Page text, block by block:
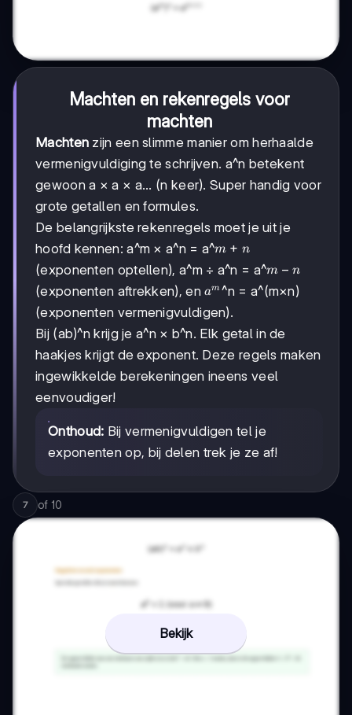
Machten en rekenregels voor
machten
Machten zijn een slimme manier om herhaalde
vermenigvuldiging te schrijven. a^n betekent
gewoon a × a × a... (n keer). Super handig voor
grote getallen en formules.
De belangrijkste rekenregels moet je uit je
hoofd kennen: a^m × a^n = a^m+n
m + n
(exponenten optellen), a^m ÷ a^n = a^m-
n
m − n
(exponenten aftrekken), ena^m
am ^n = a^(m×n)
(exponenten vermenigvuldigen).
Bij (ab)^n krijg je a^n × b^n. Elk getal in de
haakjes krijgt de exponent. Deze regels maken
ingewikkelde berekeningen ineens veel
eenvoudiger!
Onthoud: Bij vermenigvuldigen tel je
exponenten op, bij delen trek je ze af!
7 of 10
Bekijk